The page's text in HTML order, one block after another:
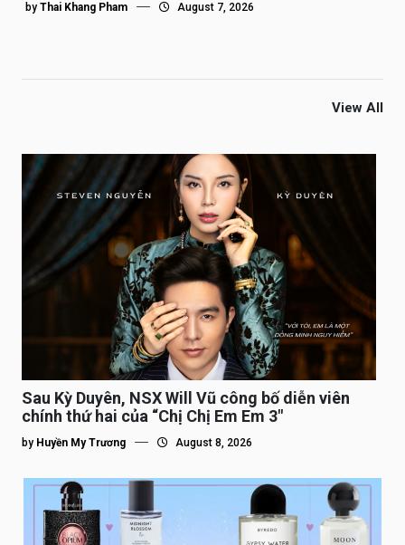
by Thai Khang Pham August 7, 2026
View All
Sau Kỳ Duyên, NSX Will Vũ công bố diễn viên
chính thứ hai của “Chị Chị Em Em 3″
by Huyền My Trương August 8, 2026